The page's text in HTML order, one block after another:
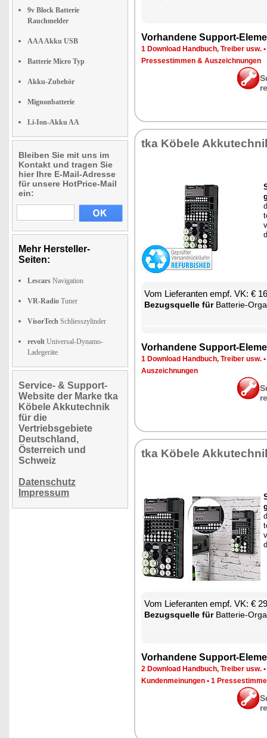
9v Block Batterie
Rauchmelder
AAA Akku USB
Batterie Micro Typ
Akku-Zubehör
Mignonbatterie
Li-Ion-Akku AA
Bleiben Sie mit uns im
Kontakt und tragen Sie
hier Ihre E-Mail-Adresse
für unsere HotPrice-Mail
ein:
Mehr Hersteller-
Seiten:
Lescars Navigation
VR-Radio Tuner
VisorTech Schliesszylinder
revolt Universal-Dynamo-
Ladegeräte
Service- & Support-
Website der Marke tka
Köbele Akkutechnik
für die
Vertriebsgebiete
Deutschland,
Österreich und
Schweiz
Datenschutz
Impressum
Vor­han­de­ne Sup­port-
1 Down­load Hand­buch, Trei­ber usw. •
Pres­se­stim­men & Aus­zeich­nun­gen
tka Kö­be­le
Vom Lie­fe­ran­ten empf. VK: €
Be­zugs­quel­le fürBat­te­rie-
Vor­han­de­ne Sup­port-
1 Down­load Hand­buch, Trei­ber usw. •
Aus­zeich­nun­gen
tka Kö­be­le
Vom Lie­fe­ran­ten empf. VK: €
Be­zugs­quel­le fürBat­te­rie-
Vor­han­de­ne Sup­port-
2 Down­load Hand­buch, Trei­ber usw. •
Kun­den­mei­nun­gen • 1